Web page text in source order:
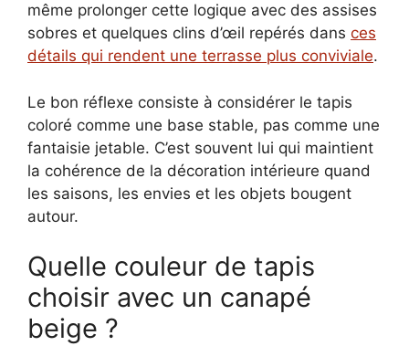
même prolonger cette logique avec des assises
sobres et quelques clins d’œil repérés dans ces
détails qui rendent une terrasse plus conviviale.
Le bon réflexe consiste à considérer le tapis
coloré comme une base stable, pas comme une
fantaisie jetable. C’est souvent lui qui maintient
la cohérence de la décoration intérieure quand
les saisons, les envies et les objets bougent
autour.
Quelle couleur de tapis
choisir avec un canapé
beige ?